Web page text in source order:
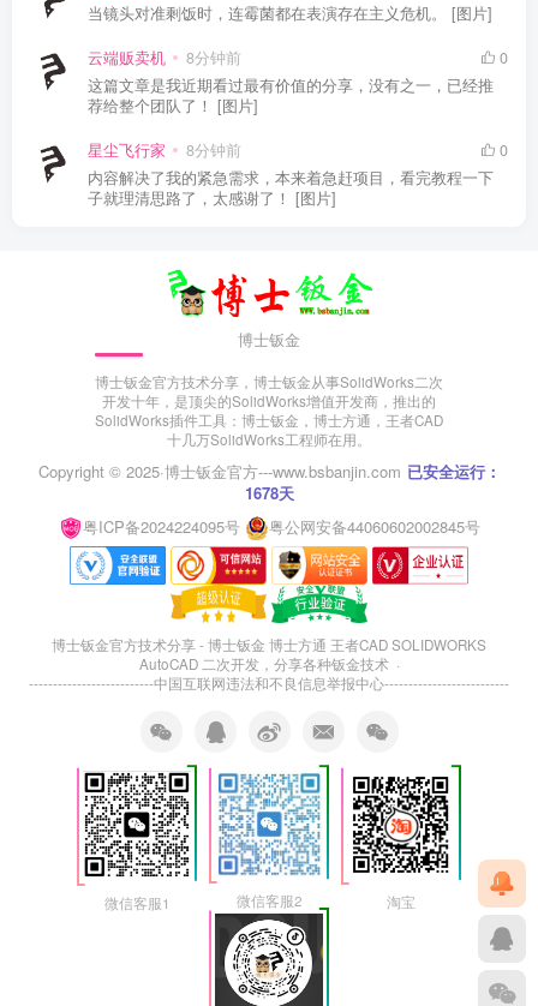
当镜头对准剩饭时，连霉菌都在表演存在主义危机。 [图片]
云端贩卖机 8分钟前
0
这篇文章是我近期看过最有价值的分享，没有之一，已经推
荐给整个团队了！ [图片]
星尘飞行家 8分钟前
0
内容解决了我的紧急需求，本来着急赶项目，看完教程一下
子就理清思路了，太感谢了！ [图片]
博士钣金
博士钣金官方技术分享，博士钣金从事SolidWorks二次
开发十年，是顶尖的SolidWorks增值开发商，推出的
SolidWorks插件工具：博士钣金，博士方通，王者CAD
十几万SolidWorks工程师在用。
Copyright © 2025·博士钣金官方---www.bsbanjin.com 已安全运行：
1678天
粤ICP备2024224095号
粤公网安备44060602002845号
博士钣金官方技术分享 - 博士钣金 博士方通 王者CAD SOLIDWORKS
AutoCAD 二次开发，分享各种钣金技术 ·
--------------------------中国互联网违法和不良信息举报中心--------------------------
微信客服1 微信客服2 淘宝